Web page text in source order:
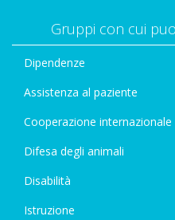
Gruppi con cui
Dipendenze
Assistenza al paziente
Cooperazione internazionale
Difesa degli animali
Disabilità
Istruzione